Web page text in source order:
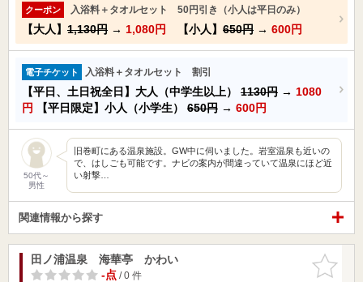
クーポン 入浴料＋タオルセット 50円引き（小人は平日のみ）
【大人】 1,130円 → 1,080円 【小人】 650円 → 600円
電子チケット 入浴料＋タオルセット 割引
【平日、土日祝全日】大人（中学生以上） 1130円 → 1080
円
【平日限定】小人（小学生） 650円 → 600円
50代～
男性
旧巻町にある温泉施設。GW中に伺いました。岩室温泉も近いの
で、はしごも可能です。ナビの案内が間違っていて温泉にほど近
い射撃…
関連情報から探す
お気に入
りに追加
田ノ浦温泉 海華亭 かわい
-点/ 0 件